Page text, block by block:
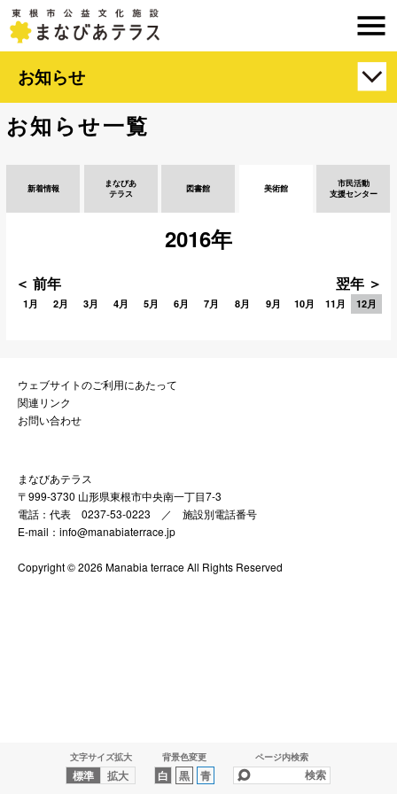
文字サイズ拡大
標準 拡大
背景色変更
白 黒 青
ページ内検索
お知らせ
お知らせ一覧
新着情報
まなびあ
テラス
図書館 美術館
市民活動
支援センター
2016年
＜ 前年 翌年 ＞
1月 2月 3月 4月 5月 6月 7月 8月 9月 10月 11月 12月
ウェブサイトのご利用にあたって
関連リンク
お問い合わせ
まなびあテラス
〒999-3730 山形県東根市中央南一丁目7-3
電話：代表 0237-53-0223 ／ 施設別電話番号
E-mail：info@manabiaterrace.jp
Copyright © 2026 Manabia terrace All Rights Reserved